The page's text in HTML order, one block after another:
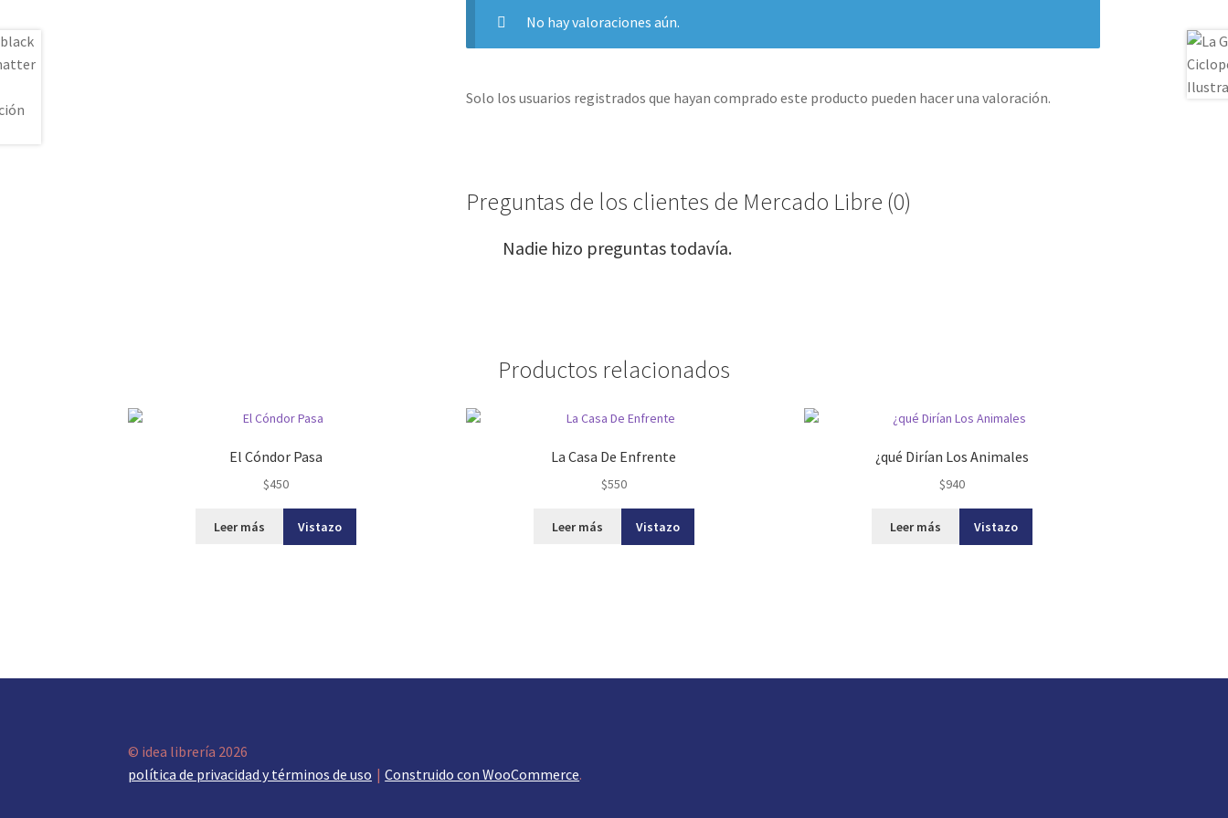
No hay valoraciones aún.
Solo los usuarios registrados que hayan comprado este producto pueden hacer una valoración.
Preguntas de los clientes de Mercado Libre (0)
Nadie hizo preguntas todavía.
Productos relacionados
El Cóndor Pasa
$450
Leer más Vistazo
La Casa De Enfrente
$550
Leer más Vistazo
¿qué Dirían Los Animales
$940
Leer más Vistazo
© idea librería 2026
política de privacidad y términos de uso
Construido con WooCommerce.